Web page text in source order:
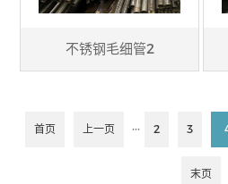
不锈钢毛细管2
首页 上一页 ··· 2 3
末页